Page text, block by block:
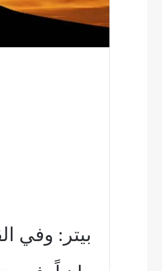
بيتر: وفي